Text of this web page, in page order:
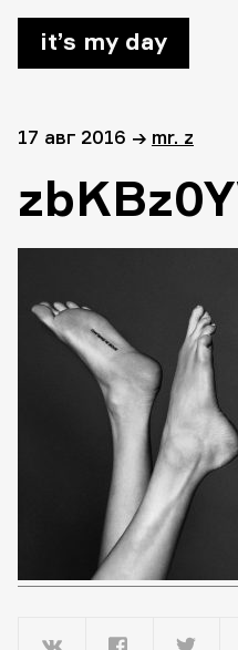
it’s my day
17 авг 2016 → mr. z